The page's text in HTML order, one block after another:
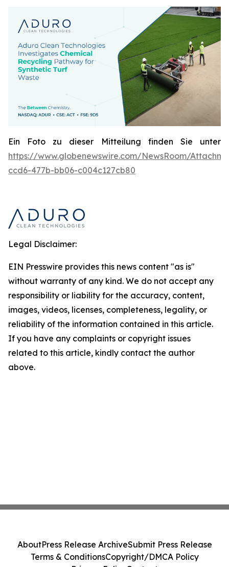
Ein Foto zu dieser Mitteilung finden Sie unter
https://www.globenewswire.com/NewsRoom/
ccd6-477b-bb06-c004c127cb80
Legal Disclaimer:
EIN Presswire provides this news content "as is"
without warranty of any kind. We do not accept any
responsibility or liability for the accuracy, content,
images, videos, licenses, completeness, legality, or
reliability of the information contained in this article.
If you have any complaints or copyright issues
related to this article, kindly contact the author
above.
AboutPress Release ArchiveSubmit Press Release
Terms & ConditionsCopyright/DMCA Policy